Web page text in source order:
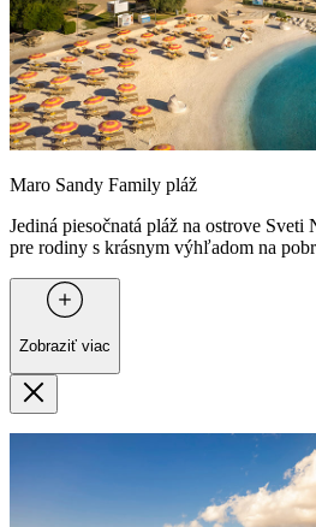
Maro Sandy Family pláž
Jediná piesočnatá pláž na ostrove
pre rodiny s krásnym výhľadom na
Zobraziť viac